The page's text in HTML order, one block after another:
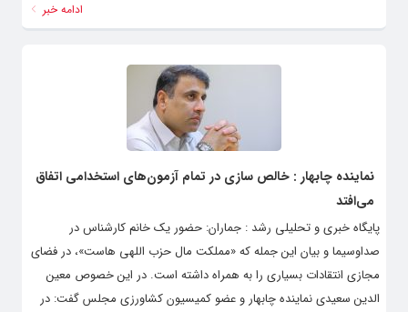
ادامه خبر
نماینده چابهار : خالص سازی در تمام آزمون‌های استخدامی اتفاق
می‌افتد
پایگاه خبری و تحلیلی رشد : جماران: حضور یک خانم کارشناس در
صداوسیما و بیان این جمله که «مملکت مال حزب اللهی هاست»، در فضای
مجازی انتقادات بسیاری را به همراه داشته است. در این خصوص معین
الدین سعیدی نماینده چابهار و عضو کمیسیون کشاورزی مجلس گفت: در